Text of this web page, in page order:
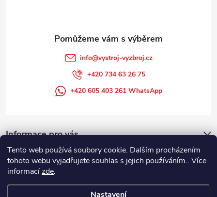
Tento web používá soubory cookie. Dalším procházením
tohoto webu vyjadřujete souhlas s jejich používáním.. Více
informacízde.
Nastavení
Informace pro vás
info@vystroj-vyzbroj.cz
+420 734 63 26 75
+420 605 403 261 WhatsApp